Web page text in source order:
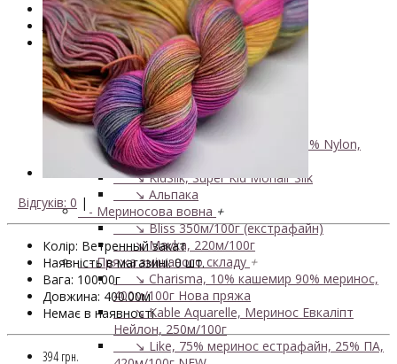
Книги по фарбуванню пряжі
Лімітована колекція пряжі
Пряжа ручного фарбування VizEll+
- Luxury Collection
- Бавовна
- Вовна 100%
- Вовна ягняти
- Кід мохер, альпака+
↘ KidLace, 70% Kid Mohair 30% Nylon,
450м/50г
↘ KidSilk, Super Kid Mohair Silk
↘ Альпака
- Мериносова вовна +
↘ Bliss 350м/100г (екстрафайн)
↘ Mavka, 220м/100г
- Пряжа змішаного складу +
↘ Charisma, 10% кашемир 90% меринос,
400м/100г Нова пряжа
↘ Kable Aquarelle, Меринос Евкаліпт
Нейлон, 250м/100г
↘ Like, 75% меринос естрафайн, 25% ПА,
Відгуків: 0 |
Колір: Ветренный закат
Наявність в магазині: 0 шт.
Вага: 100.00г
Довжина: 400.00м
Немає в наявності
394 грн.